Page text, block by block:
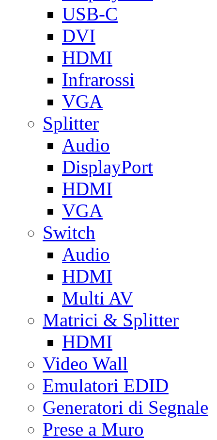
USB-C
DVI
HDMI
Infrarossi
VGA
Splitter
Audio
DisplayPort
HDMI
VGA
Switch
Audio
HDMI
Multi AV
Matrici & Splitter
HDMI
Video Wall
Emulatori EDID
Generatori di Segnale
Prese a Muro